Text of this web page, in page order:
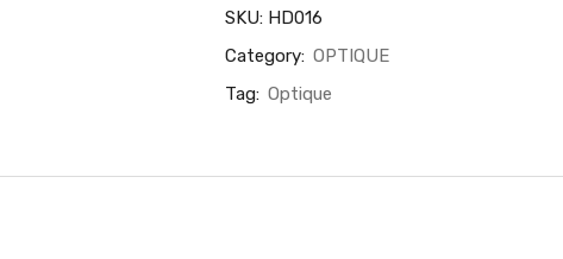
SKU: HD016
Category: OPTIQUE
Tag: Optique